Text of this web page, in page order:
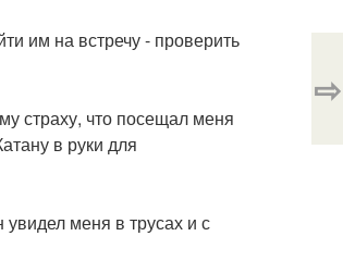
им на встречу - проверить
страху, что посещал меня
в руки для
увидел меня в трусах и с
⇨